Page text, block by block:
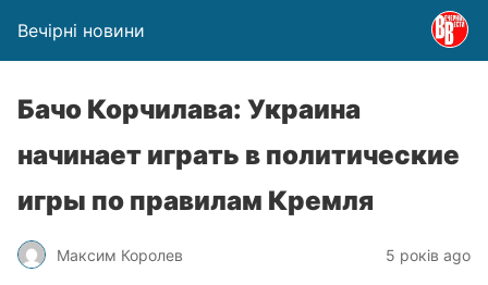
Вечірні новини
Бачо Корчилава: Украина
начинает играть в политические
игры по правилам Кремля
Максим Королев 5 років ago